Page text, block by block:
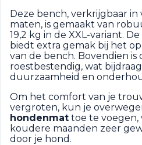
Deze bench, verkrijgbaar in
maten, is gemaakt van
19,2 kg in de XXL-variant.
biedt extra gemak bij het
van de bench. Bovendien is
roestbestendig, wat
duurzaamheid en
Om het comfort van je
vergroten, kun je
hondenmat toe te voegen,
koudere maanden zeer
door je hond.